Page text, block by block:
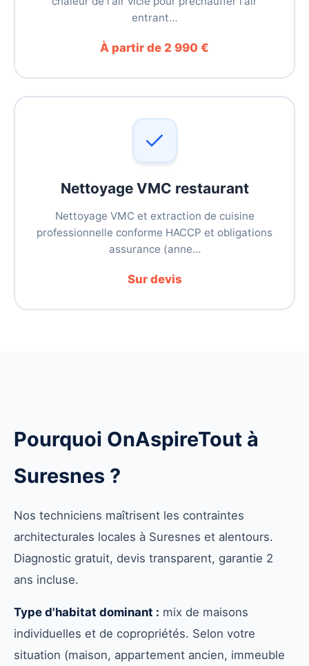
entrant…
À partir de 2 990 €
Nettoyage VMC restaurant
Nettoyage VMC et extraction de cuisine
professionnelle conforme HACCP et obligations
assurance (anne…
Sur devis
Pourquoi OnAspireTout à
Suresnes ?
Nos techniciens maîtrisent les contraintes
architecturales locales à Suresnes et alentours.
Diagnostic gratuit, devis transparent, garantie 2
ans incluse.
Type d'habitat dominant : mix de maisons
individuelles et de copropriétés. Selon votre
situation (maison, appartement ancien, immeuble